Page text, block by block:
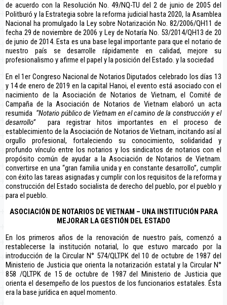
de acuerdo con la Resolución No. 49/NQ-TU del 2 de junio de 2005 del
Politburó y la Estrategia sobre la reforma judicial hasta 2020, la Asamblea
Nacional ha promulgado la Ley sobre Notarización No. 82/2006/QH11 de
fecha 29 de noviembre de 2006 y Ley de Notaría No. 53/2014/QH13 de 20
de junio de 2014. Esta es una base legal importante para que el notario de
nuestro país se desarrolle rápidamente en calidad, mejore su
profesionalismo y afirme el papel y la posición del Estado. y la sociedad
En el 1er Congreso Nacional de Notarios Diputados celebrado los días 13
y 14 de enero de 2019 en la capital Hanoi, el evento está asociado con el
nacimiento de la Asociación de Notarios de Vietnam, el Comité de
Campaña de la Asociación de Notarios de Vietnam elaboró ​​un acta
resumida “Notario público de Vietnam en el camino de la construcción y el
desarrollo”para registrar hitos importantes en el proceso de
establecimiento de la Asociación de Notarios de Vietnam, incitando así al
orgullo profesional, fortaleciendo su conocimiento, solidaridad y
profundo vínculo entre los notarios y los sindicatos de notarios con el
propósito común de ayudar a la Asociación de Notarios de Vietnam.
convertirse en una “gran familia unida y en constante desarrollo”, cumplir
con éxito las tareas asignadas y cumplir con los requisitos de la reforma y
construcción del Estado socialista de derecho del pueblo, por el pueblo y
para el pueblo.
ASOCIACIÓN DE NOTARIOS DE VIETNAM – UNA INSTITUCIÓN PARA
MEJORAR LA GESTIÓN DEL ESTADO
En los primeros años de la renovación de nuestro país, comenzó a
restablecerse la institución notarial, lo que estuvo marcado por la
introducción de la Circular N° 574/QLTPK del 10 de octubre de 1987 del
Ministerio de Justicia que orienta la notarización estatal y la Circular N°
858 /QLTPK de 15 de octubre de 1987 del Ministerio de Justicia que
orienta el desempeño de los puestos de los funcionarios estatales. Ésta
era la base jurídica en aquel momento.